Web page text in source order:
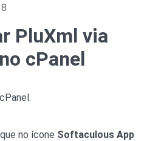
PluXml via
cPanel
no ícone Softaculous App